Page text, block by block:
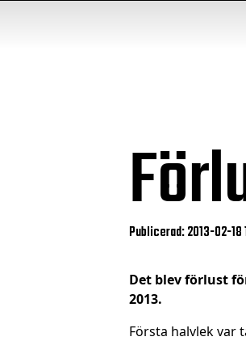
Publicerad: 2013-02-18
Det blev förlust
2013.
Första halvlek var